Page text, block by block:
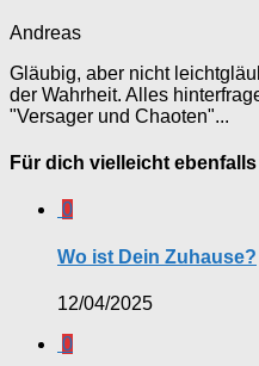
Andreas
Gläubig, aber nicht
der Wahrheit. Alles
"Versager und Chaoten"...
Für dich vielleicht
0
Wo ist Dein Zuhause?
12/04/2025
0